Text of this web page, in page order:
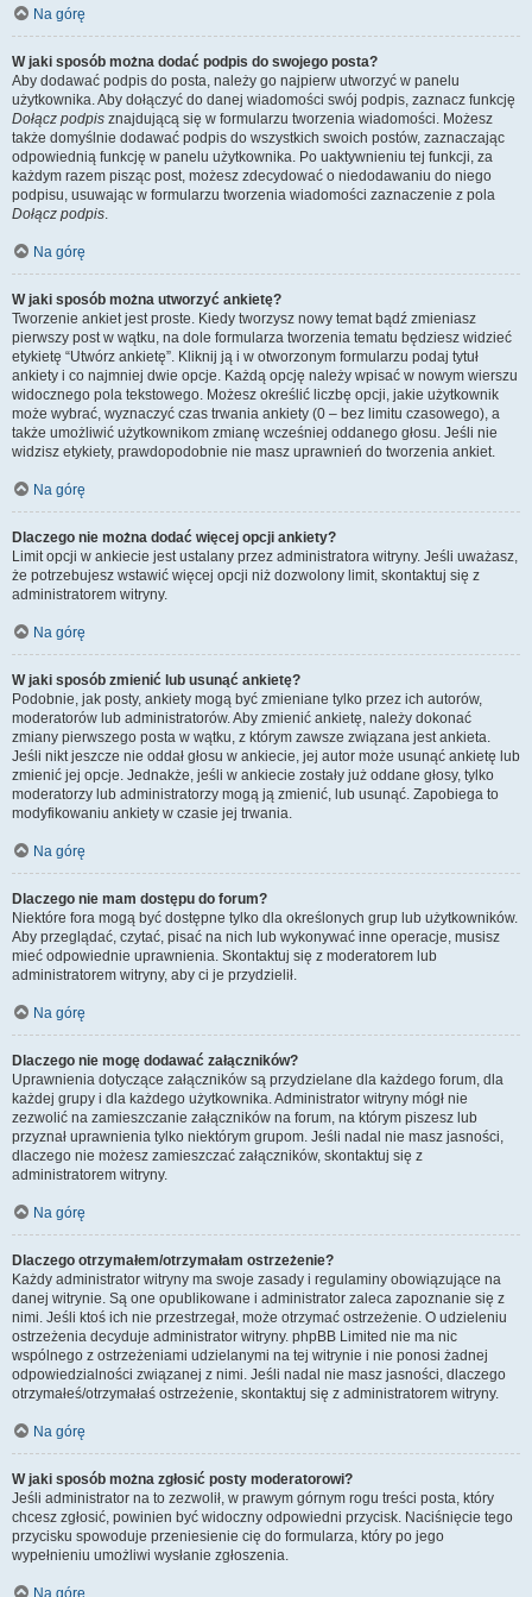
Na górę
W jaki sposób można dodać podpis do swojego posta?
Aby dodawać podpis do posta, należy go najpierw utworzyć w panelu
użytkownika. Aby dołączyć do danej wiadomości swój podpis, zaznacz funkcję
Dołącz podpis znajdującą się w formularzu tworzenia wiadomości. Możesz
także domyślnie dodawać podpis do wszystkich swoich postów, zaznaczając
odpowiednią funkcję w panelu użytkownika. Po uaktywnieniu tej funkcji, za
każdym razem pisząc post, możesz zdecydować o niedodawaniu do niego
podpisu, usuwając w formularzu tworzenia wiadomości zaznaczenie z pola
Dołącz podpis.
Na górę
W jaki sposób można utworzyć ankietę?
Tworzenie ankiet jest proste. Kiedy tworzysz nowy temat bądź zmieniasz
pierwszy post w wątku, na dole formularza tworzenia tematu będziesz widzieć
etykietę “Utwórz ankietę”. Kliknij ją i w otworzonym formularzu podaj tytuł
ankiety i co najmniej dwie opcje. Każdą opcję należy wpisać w nowym wierszu
widocznego pola tekstowego. Możesz określić liczbę opcji, jakie użytkownik
może wybrać, wyznaczyć czas trwania ankiety (0 – bez limitu czasowego), a
także umożliwić użytkownikom zmianę wcześniej oddanego głosu. Jeśli nie
widzisz etykiety, prawdopodobnie nie masz uprawnień do tworzenia ankiet.
Na górę
Dlaczego nie można dodać więcej opcji ankiety?
Limit opcji w ankiecie jest ustalany przez administratora witryny. Jeśli uważasz,
że potrzebujesz wstawić więcej opcji niż dozwolony limit, skontaktuj się z
administratorem witryny.
Na górę
W jaki sposób zmienić lub usunąć ankietę?
Podobnie, jak posty, ankiety mogą być zmieniane tylko przez ich autorów,
moderatorów lub administratorów. Aby zmienić ankietę, należy dokonać
zmiany pierwszego posta w wątku, z którym zawsze związana jest ankieta.
Jeśli nikt jeszcze nie oddał głosu w ankiecie, jej autor może usunąć ankietę lub
zmienić jej opcje. Jednakże, jeśli w ankiecie zostały już oddane głosy, tylko
moderatorzy lub administratorzy mogą ją zmienić, lub usunąć. Zapobiega to
modyfikowaniu ankiety w czasie jej trwania.
Na górę
Dlaczego nie mam dostępu do forum?
Niektóre fora mogą być dostępne tylko dla określonych grup lub użytkowników.
Aby przeglądać, czytać, pisać na nich lub wykonywać inne operacje, musisz
mieć odpowiednie uprawnienia. Skontaktuj się z moderatorem lub
administratorem witryny, aby ci je przydzielił.
Na górę
Dlaczego nie mogę dodawać załączników?
Uprawnienia dotyczące załączników są przydzielane dla każdego forum, dla
każdej grupy i dla każdego użytkownika. Administrator witryny mógł nie
zezwolić na zamieszczanie załączników na forum, na którym piszesz lub
przyznał uprawnienia tylko niektórym grupom. Jeśli nadal nie masz jasności,
dlaczego nie możesz zamieszczać załączników, skontaktuj się z
administratorem witryny.
Na górę
Dlaczego otrzymałem/otrzymałam ostrzeżenie?
Każdy administrator witryny ma swoje zasady i regulaminy obowiązujące na
danej witrynie. Są one opublikowane i administrator zaleca zapoznanie się z
nimi. Jeśli ktoś ich nie przestrzegał, może otrzymać ostrzeżenie. O udzieleniu
ostrzeżenia decyduje administrator witryny. phpBB Limited nie ma nic
wspólnego z ostrzeżeniami udzielanymi na tej witrynie i nie ponosi żadnej
odpowiedzialności związanej z nimi. Jeśli nadal nie masz jasności, dlaczego
otrzymałeś/otrzymałaś ostrzeżenie, skontaktuj się z administratorem witryny.
Na górę
W jaki sposób można zgłosić posty moderatorowi?
Jeśli administrator na to zezwolił, w prawym górnym rogu treści posta, który
chcesz zgłosić, powinien być widoczny odpowiedni przycisk. Naciśnięcie tego
przycisku spowoduje przeniesienie cię do formularza, który po jego
wypełnieniu umożliwi wysłanie zgłoszenia.
Na górę